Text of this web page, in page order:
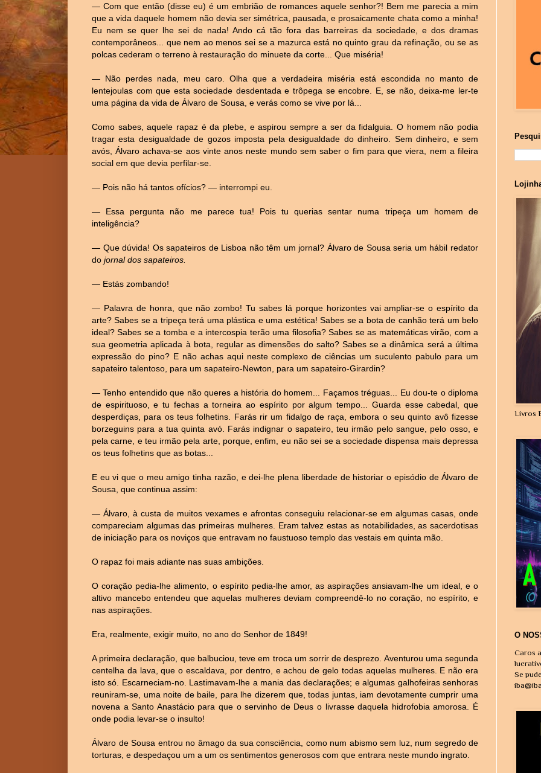
― Com que então (disse eu) é um embrião de romances aquele senhor?! Bem me parecia a mim
que a vida daquele homem não devia ser simétrica, pausada, e prosaicamente chata como a minha!
Eu nem se quer lhe sei de nada! Ando cá tão fora das barreiras da sociedade, e dos dramas
contemporâneos... que nem ao menos sei se a mazurca está no quinto grau da refinação, ou se as
polcas cederam o terreno à restauração do minuete da corte... Que miséria!
― Não perdes nada, meu caro. Olha que a verdadeira miséria está escondida no manto de
lentejoulas com que esta sociedade desdentada e trôpega se encobre. E, se não, deixa-me ler-te
uma página da vida de Álvaro de Sousa, e verás como se vive por lá...
Como sabes, aquele rapaz é da plebe, e aspirou sempre a ser da fidalguia. O homem não podia
tragar esta desigualdade de gozos imposta pela desigualdade do dinheiro. Sem dinheiro, e sem
avós, Álvaro achava-se aos vinte anos neste mundo sem saber o fim para que viera, nem a fileira
social em que devia perfilar-se.
― Pois não há tantos ofícios? ― interrompi eu.
― Essa pergunta não me parece tua! Pois tu querias sentar numa tripeça um homem de
inteligência?
― Que dúvida! Os sapateiros de Lisboa não têm um jornal? Álvaro de Sousa seria um hábil redator
do jornal dos sapateiros.
― Estás zombando!
― Palavra de honra, que não zombo! Tu sabes lá porque horizontes vai ampliar-se o espírito da
arte? Sabes se a tripeça terá uma plástica e uma estética! Sabes se a bota de canhão terá um belo
ideal? Sabes se a tomba e a intercospia terão uma filosofia? Sabes se as matemáticas virão, com a
sua geometria aplicada à bota, regular as dimensões do salto? Sabes se a dinâmica será a última
expressão do pino? E não achas aqui neste complexo de ciências um suculento pabulo para um
sapateiro talentoso, para um sapateiro-Newton, para um sapateiro-Girardin?
― Tenho entendido que não queres a história do homem... Façamos tréguas... Eu dou-te o diploma
de espirituoso, e tu fechas a torneira ao espírito por algum tempo... Guarda esse cabedal, que
desperdiças, para os teus folhetins. Farás rir um fidalgo de raça, embora o seu quinto avô fizesse
borzeguins para a tua quinta avó. Farás indignar o sapateiro, teu irmão pelo sangue, pelo osso, e
pela carne, e teu irmão pela arte, porque, enfim, eu não sei se a sociedade dispensa mais depressa
os teus folhetins que as botas...
E eu vi que o meu amigo tinha razão, e dei-lhe plena liberdade de historiar o episódio de Álvaro de
Sousa, que continua assim:
― Álvaro, à custa de muitos vexames e afrontas conseguiu relacionar-se em algumas casas, onde
compareciam algumas das primeiras mulheres. Eram talvez estas as notabilidades, as sacerdotisas
de iniciação para os noviços que entravam no faustuoso templo das vestais em quinta mão.
O rapaz foi mais adiante nas suas ambições.
O coração pedia-lhe alimento, o espírito pedia-lhe amor, as aspirações ansiavam-lhe um ideal, e o
altivo mancebo entendeu que aquelas mulheres deviam compreendê-lo no coração, no espírito, e
nas aspirações.
Era, realmente, exigir muito, no ano do Senhor de 1849!
A primeira declaração, que balbuciou, teve em troca um sorrir de desprezo. Aventurou uma segunda
centelha da lava, que o escaldava, por dentro, e achou de gelo todas aquelas mulheres. E não era
isto só. Escarneciam-no. Lastimavam-lhe a mania das declarações; e algumas galhofeiras senhoras
reuniram-se, uma noite de baile, para lhe dizerem que, todas juntas, iam devotamente cumprir uma
novena a Santo Anastácio para que o servinho de Deus o livrasse daquela hidrofobia amorosa. É
onde podia levar-se o insulto!
Álvaro de Sousa entrou no âmago da sua consciência, como num abismo sem luz, num segredo de
torturas, e despedaçou um a um os sentimentos generosos com que entrara neste mundo ingrato.
Livros
O
Caros
Se